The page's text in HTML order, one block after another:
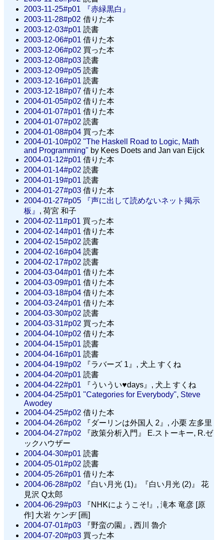
2003-11-25#p01
『赤緑黒白』
2003-11-28#p02 借りた本
2003-12-03#p01 読書
2003-12-06#p01 借りた本
2003-12-06#p02 買った本
2003-12-08#p03 読書
2003-12-09#p05 読書
2003-12-16#p01 読書
2003-12-18#p07 借りた本
2004-01-05#p02 借りた本
2004-01-07#p01 借りた本
2004-01-07#p02 読書
2004-01-08#p04 買った本
2004-01-10#p02 "The Haskell Road to Logic, Math
and Programming" by Kees Doets and Jan van Eijck
2004-01-12#p01 借りた本
2004-01-14#p02 読書
2004-01-19#p01 読書
2004-01-27#p03 借りた本
2004-01-27#p05
『声に出して読めないネット掲示
板』 , 荷宮 和子
2004-02-11#p01 買った本
2004-02-14#p01 借りた本
2004-02-15#p02 読書
2004-02-16#p04 読書
2004-02-17#p02 読書
2004-03-04#p01 借りた本
2004-03-09#p01 借りた本
2004-03-18#p04 借りた本
2004-03-24#p01 借りた本
2004-03-30#p02 読書
2004-03-31#p02 買った本
2004-04-10#p02 借りた本
2004-04-15#p01 読書
2004-04-16#p01 読書
2004-04-19#p02 『ラバーズ 1』, 犬上 すくね
2004-04-20#p01 読書
2004-04-22#p01 『ういうい♥days』, 犬上 すくね
2004-04-25#p01 "Categories for Everybody", Steve
Awodey
2004-04-25#p02 借りた本
2004-04-26#p02 『ダーリンは外国人 2』, 小栗 左多里
2004-04-27#p02 『政策分析入門』 E.ストーキー, R.ゼ
ックハウザー
2004-04-30#p01 読書
2004-05-01#p02 読書
2004-05-26#p01 借りた本
2004-06-28#p02 『白い月光 (1)』『白い月光 (2)』 花
見沢 Q太郎
2004-06-29#p03 『NHKにようこそ!』, 滝本 竜彦 [原
作] 大岩 ケンヂ [画]
2004-07-01#p03 『野蛮の園』, 西川 魯介
2004-07-20#p03 買った本